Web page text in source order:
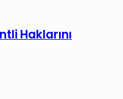
Haklarını